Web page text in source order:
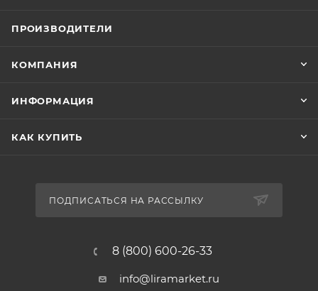
ПРОИЗВОДИТЕЛИ
КОМПАНИЯ
ИНФОРМАЦИЯ
КАК КУПИТЬ
ПОДПИСАТЬСЯ НА РАССЫЛКУ
8 (800) 600-26-33
info@liramarket.ru